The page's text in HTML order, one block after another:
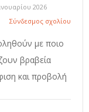
2026
Σύνδεσμος σχολίου
με ποιο
βραβεία
και προβολή